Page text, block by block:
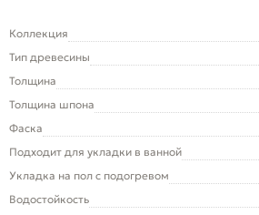
Коллекция
Тип древесины
Толщина
Толщина шпона
Фаска
Подходит для укладки в ванной
Укладка на пол c подогревом
Водостойкость